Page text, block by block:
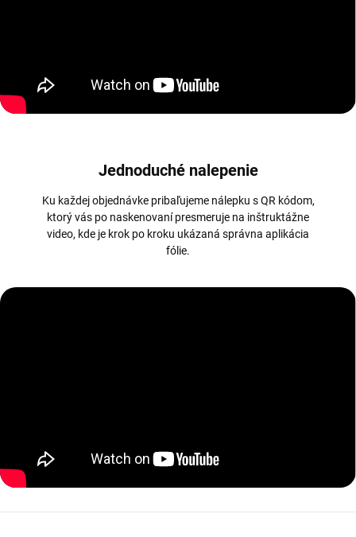
Jednoduché nalepenie
Ku každej objednávke pribaľujeme nálepku s QR kódom,
ktorý vás po naskenovaní presmeruje na inštruktážne
video, kde je krok po kroku ukázaná správna aplikácia
fólie.